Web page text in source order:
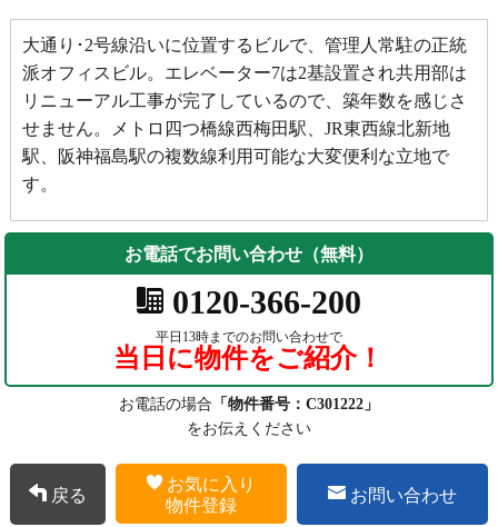
大通り･2号線沿いに位置するビルで、管理人常駐の正統
派オフィスビル。エレベーター7は2基設置され共用部は
リニューアル工事が完了しているので、築年数を感じさ
せません。メトロ四つ橋線西梅田駅、JR東西線北新地
駅、阪神福島駅の複数線利用可能な大変便利な立地で
す。
お電話でお問い合わせ（無料）
0120-366-200
平日13時までのお問い合わせで
当日に物件をご紹介！
お電話の場合 「物件番号：C301222」
をお伝えください
戻る
お気に入り
物件登録
お問い合わせ